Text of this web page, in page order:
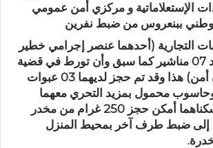
الإستعلاماتية و مركزي أمن عمومي
ببنعروس من ضبط نفرين
التجارية (أحدهما عنصر إجرامي خطير
صادر في شأنه عدد 07 مناشير كما سبق وأن تورط في قضية
محاولة دهس عون أمن) هذا وقد تم حجز لديهما 03 عبوات
محمول بمزيد التحري معهما
ومداهمة مقرات سكناهما أمكن حجز 250 غرام من مخدر
إلى ضبط طرف آخر بمحيط المنزل